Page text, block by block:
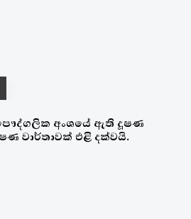
අංශයේ ඇති දූෂණ
වාර්තාවක් එළි දක්වයි.